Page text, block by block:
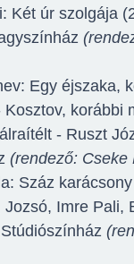
Két úr szolgája
Egy éjszaka,
Kosztov, korábbi
- Ruszt
(rendező: Cseke
Száz
Jozsó, Imre Pali,